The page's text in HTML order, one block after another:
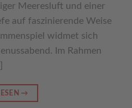
Meeresluft und einer
auf faszinierende Weise
widmet sich
Im Rahmen
→